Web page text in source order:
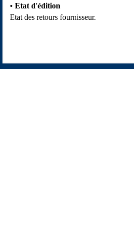
Etat d'édition
Etat des retours fournisseur.